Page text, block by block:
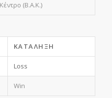
(Β.Α.Κ.)
ΚΑΤΆΛΗΞΗ
Loss
Win